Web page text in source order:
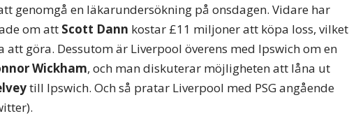
genomgå en läkarundersökning på onsdagen. Vidare har
om att Scott Dann kostar £11 miljoner att köpa loss, vilket
att göra. Dessutom är Liverpool överens med Ipswich om en
Wickham, och man diskuterar möjligheten att låna ut
till Ipswich. Och så pratar Liverpool med PSG angående